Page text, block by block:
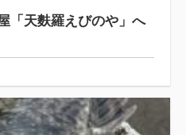
「天麩羅えびのや」へ